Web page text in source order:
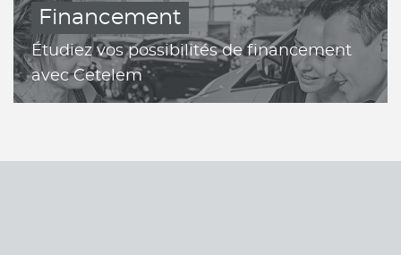
Financement
Étudiez vos possibilités de financement
avec Cetelem